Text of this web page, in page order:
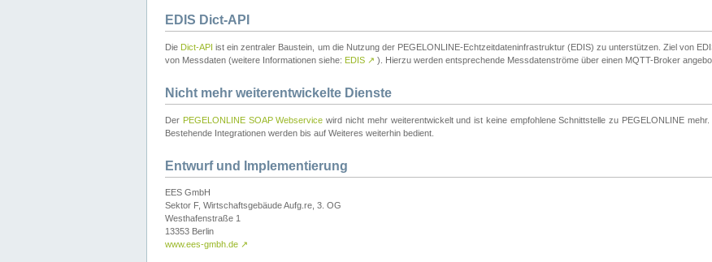
EDIS Dict-API
Die Dict-API ist ein zentraler Baustein, um die Nutzung der PEGELONLINE-Echtzeitdateninfrastruktur (EDIS) zu unterstützen. Ziel von
von Messdaten (weitere Informationen siehe: EDIS ↗ ). Hierzu werden entsprechende Messdatenströme über einen MQTT-Broker
Nicht mehr weiterentwickelte Dienste
Der PEGELONLINE SOAP Webservice wird nicht mehr weiterentwickelt und ist keine empfohlene Schnittstelle zu PEGELONLINE
Bestehende Integrationen werden bis auf Weiteres weiterhin bedient.
Entwurf und Implementierung
EES GmbH
Sektor F, Wirtschaftsgebäude Aufg.re, 3. OG
Westhafenstraße 1
13353 Berlin
www.ees-gmbh.de ↗